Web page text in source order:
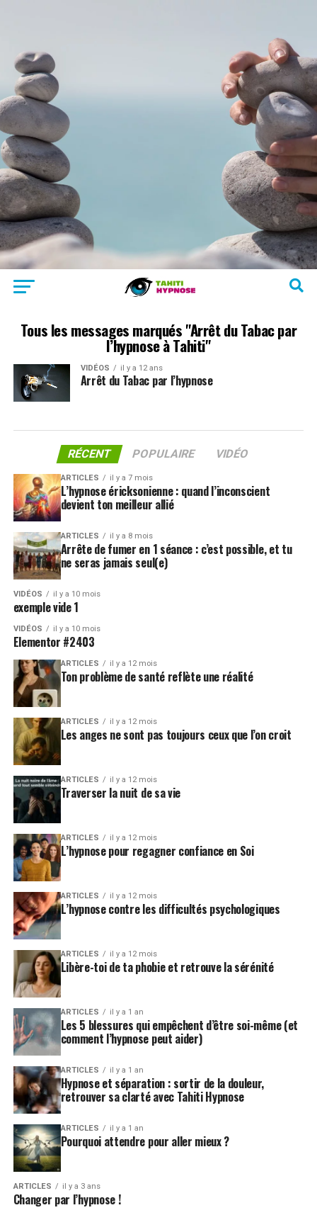
Tous les messages marqués "Arrêt du Tabac par
l’hypnose à Tahiti"
VIDÉOS il y a 12 ans
Arrêt du Tabac par l’hypnose
RÉCENT POPULAIRE VIDÉO
ARTICLES il y a 7 mois
L’hypnose éricksonienne : quand l’inconscient
devient ton meilleur allié
ARTICLES il y a 8 mois
Arrête de fumer en 1 séance : c’est possible, et tu
ne seras jamais seul(e)
VIDÉOS il y a 10 mois
exemple vide 1
VIDÉOS il y a 10 mois
Elementor #2403
ARTICLES il y a 12 mois
Ton problème de santé reflète une réalité
ARTICLES il y a 12 mois
Les anges ne sont pas toujours ceux que l’on croit
ARTICLES il y a 12 mois
Traverser la nuit de sa vie
ARTICLES il y a 12 mois
L’hypnose pour regagner confiance en Soi
ARTICLES il y a 12 mois
L’hypnose contre les difficultés psychologiques
ARTICLES il y a 12 mois
Libère-toi de ta phobie et retrouve la sérénité
ARTICLES il y a 1 an
Les 5 blessures qui empêchent d’être soi-même (et
comment l’hypnose peut aider)
ARTICLES il y a 1 an
Hypnose et séparation : sortir de la douleur,
retrouver sa clarté avec Tahiti Hypnose
ARTICLES il y a 1 an
Pourquoi attendre pour aller mieux ?
ARTICLES il y a 3 ans
Changer par l’hypnose !